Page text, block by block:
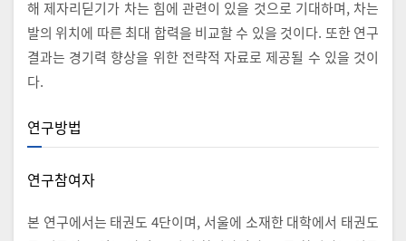
해 제자리딛기가 차는 힘에 관련이 있을 것으로 기대하며, 차는
발의 위치에 따른 최대 합력을 비교할 수 있을 것이다. 또한 연구
결과는 경기력 향상을 위한 전략적 자료로 제공될 수 있을 것이
다.
연구방법
연구참여자
본 연구에서는 태권도 4단이며, 서울에 소재한 대학에서 태권도